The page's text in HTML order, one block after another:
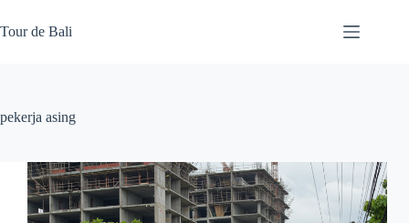
to
content
Tour de Bali
pekerja asing